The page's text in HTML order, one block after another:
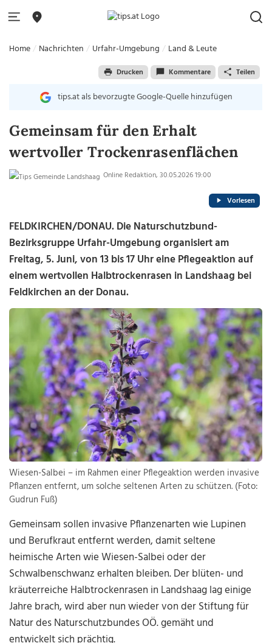
Home Nachrichten Urfahr-Umgebung Land & Leute
Drucken Kommentare Teilen
tips.at als bevorzugte Google-Quelle hinzufügen
Gemeinsam für den Erhalt
wertvoller Trockenrasenflächen
Online Redaktion, 30.05.2026 19:00
Vorlesen
FELDKIRCHEN/DONAU. Die Naturschutzbund-
Bezirksgruppe Urfahr-Umgebung organisiert am
Freitag, 5. Juni, von 13 bis 17 Uhr eine Pflegeaktion auf
einem wertvollen Halbtrockenrasen in Landshaag bei
Feldkirchen an der Donau.
Wiesen-Salbei – im Rahmen einer Pflegeaktion werden invasive
Pflanzen entfernt, um solche seltenen Arten zu schützen. (Foto:
Gudrun Fuß)
Gemeinsam sollen invasive Pflanzenarten wie Lupinen
und Berufkraut entfernt werden, damit seltene
heimische Arten wie Wiesen-Salbei oder der
Schwalbenschwanz erhalten bleiben. Der blüten- und
kräuterreiche Halbtrockenrasen in Landshaag lag einige
Jahre brach, wird aber nun wieder von der Stiftung für
Natur des Naturschutzbundes OÖ. gemäht und